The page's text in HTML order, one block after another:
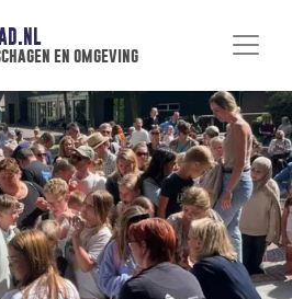
en omgeving